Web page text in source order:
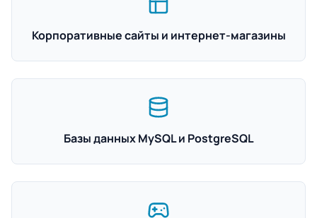
Корпоративные сайты и интернет-магазины
Базы данных MySQL и PostgreSQL